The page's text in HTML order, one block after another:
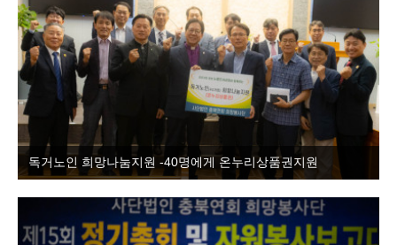
독거노인 희망나눔지원 -40명에게 온누리상품권지원